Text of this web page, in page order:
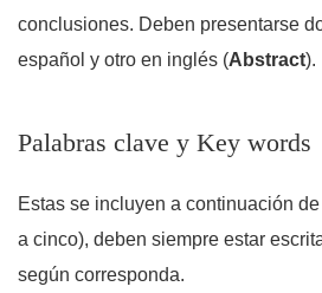
conclusiones. Deben presentarse
español y otro en inglés (Abstract).
Palabras clave y Key words
Estas se incluyen a continuación
a cinco), deben siempre estar
según corresponda.